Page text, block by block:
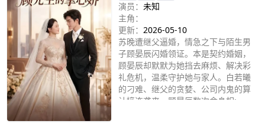
演员： 未知
主角：
更新： 2026-05-10
苏晚遭继父逼婚，情急之下与陌生男
子顾晏辰闪婚领证。本是契约婚姻，
顾晏辰却默默为她挡去麻烦、解决彩
礼危机，温柔守护她与家人。白若曦
的刁难、继父的贪婪、公司内鬼的算
计接连袭来。顾晏辰数次舍身相: